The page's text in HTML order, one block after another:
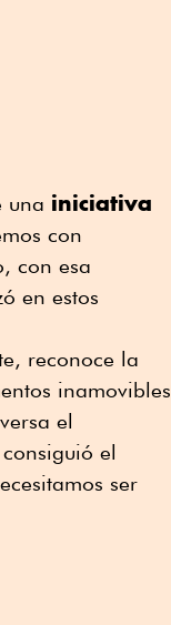
una iniciativa
con
con esa
en estos
reconoce la
inamovibles
el
el
ser